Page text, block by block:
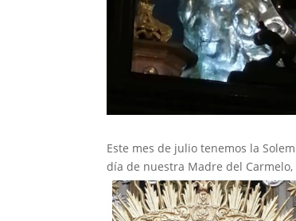
Este mes de julio tenemos la
día de nuestra Madre del